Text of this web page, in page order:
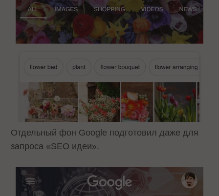
Отдельный фон Google подготовил даже для
запроса «SEO идеи».